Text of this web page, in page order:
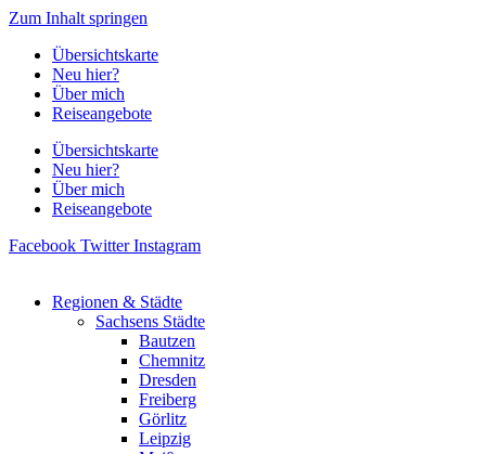
Zum Inhalt springen
Übersichtskarte
Neu hier?
Über mich
Reiseangebote
Übersichtskarte
Neu hier?
Über mich
Reiseangebote
Facebook Twitter Instagram
Regionen & Städte
Sachsens Städte
Bautzen
Chemnitz
Dresden
Freiberg
Görlitz
Leipzig